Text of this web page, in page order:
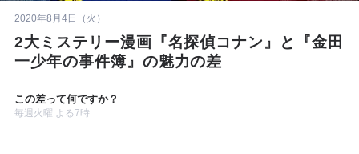
2020年8月4日（火）
2大ミステリー漫画『名探偵コナン』と『金田
一少年の事件簿』の魅力の差
この差って何ですか？
毎週火曜 よる7時